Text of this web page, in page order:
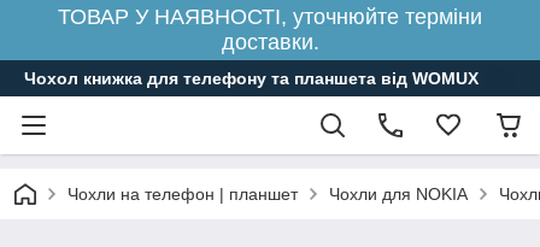
ТОВАР У НАЯВНОСТІ, уточнюйте терміни
доставки.
Чохол книжка для телефону та планшета від WOMUX
Чохли на телефон | планшет Чохли для NOKIA